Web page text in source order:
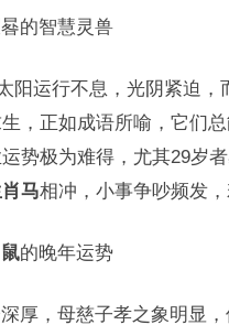
晷的智慧灵兽
阳运行不息，光阴紧迫，
，正如成语所喻，它们
势极为难得，尤其29岁
马相冲，小事争吵频发
的晚年运势
厚，母慈子孝之象明显